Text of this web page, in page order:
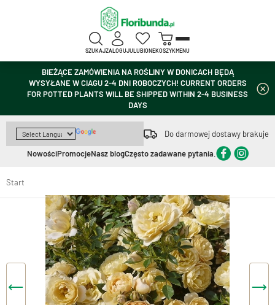
BIEŻĄCE ZAMÓWIENIA NA ROŚLINY W DONICACH BĘDĄ
WYSYŁANE W CIAGU 2-4 DNI ROBOCZYCH! CURRENT ORDERS
FOR POTTED PLANTS WILL BE SHIPPED WITHIN 2-4 BUSINESS
DAYS
Do darmowej dostawy brakuje
NowościPromocjeNasz blogCzęsto zadawane pytania.
SZUKAJZALOGUJULUBIONEKOSZYKMENU
Start